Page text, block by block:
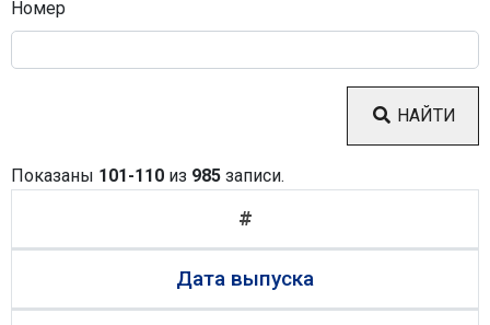
Номер
НАЙТИ
Показаны 101-110 из 985 записи.
#
Дата выпуска